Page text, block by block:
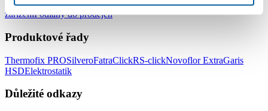
a zdravotnických zařízeníPodlahy do hotelů a ubytovacích
zařízeníPodlahy do prodejen
Produktové řady
Thermofix PROSilveroFatraClickRS-clickNovoflor ExtraGaris
HSDElektrostatik
Důležité odkazy